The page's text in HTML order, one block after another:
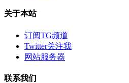
关于本站
订阅TG频道
Twitter关注我
网站服务器
联系我们